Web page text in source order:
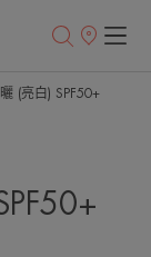
銷
(亮白) SPF50+